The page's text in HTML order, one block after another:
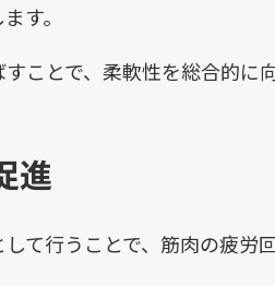
す。
ことで、柔軟性を総合的に
進
て行うことで、筋肉の疲労回